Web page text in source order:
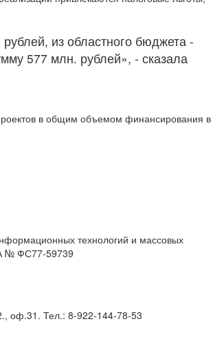
из областного бюджета -
577 млн. рублей», - сказала
в общим объемом финансирования в
технологий и массовых
№ ФС77-59739
оф.31. Тел.: 8-922-144-78-53